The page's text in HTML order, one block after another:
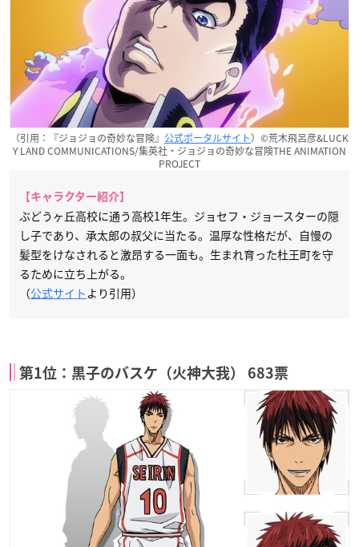
（引用：『ジョジョの奇妙な冒険』 公式ポータルサイト）©荒木飛呂彦&LUCK
Y LAND COMMUNICATIONS/集英社・ジョジョの奇妙な冒険THE ANIMATION
PROJECT
【キャラクター紹介】
ぶどうヶ丘高校に通う高校1年生。ジョセフ・ジョースターの隠
し子であり、承太郎の叔父に当たる。温厚な性格だが、自慢の
髪型をけなされると激昂する一面も。生まれ育った杜王町を守
るために立ち上がる。
（公式サイト より引用）
第1位：黒子のバスケ（火神大我） 683票